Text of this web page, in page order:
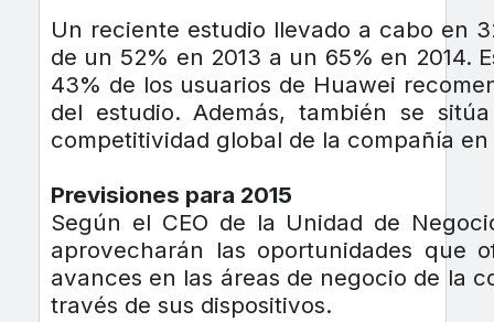
Un reciente estudio llevado a cabo en
de un 52% en 2013 a un 65% en 2014.
43% de los usuarios de Huawei
del estudio. Además, también se
competitividad global de la compañía
Previsiones para 2015
Según el CEO de la Unidad de
aprovecharán las oportunidades que
avances en las áreas de negocio de la
través de sus dispositivos.